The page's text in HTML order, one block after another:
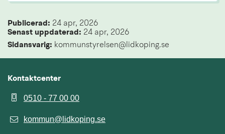
Publicerad: 24 apr, 2026
Senast uppdaterad: 24 apr, 2026
Sidansvarig: kommunstyrelsen@lidkoping.se
Kontaktcenter
0510 - 77 00 00
kommun@lidkoping.se